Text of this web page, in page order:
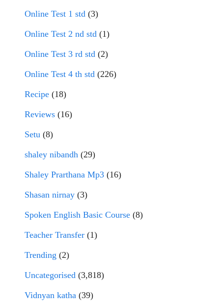
Online Test 1 std (3)
Online Test 2 nd std (1)
Online Test 3 rd std (2)
Online Test 4 th std (226)
Recipe (18)
Reviews (16)
Setu (8)
shaley nibandh (29)
Shaley Prarthana Mp3 (16)
Shasan nirnay (3)
Spoken English Basic Course (8)
Teacher Transfer (1)
Trending (2)
Uncategorised (3,818)
Vidnyan katha (39)